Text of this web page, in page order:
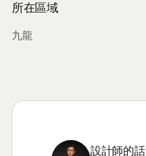
所在區域
九龍
設計師的話